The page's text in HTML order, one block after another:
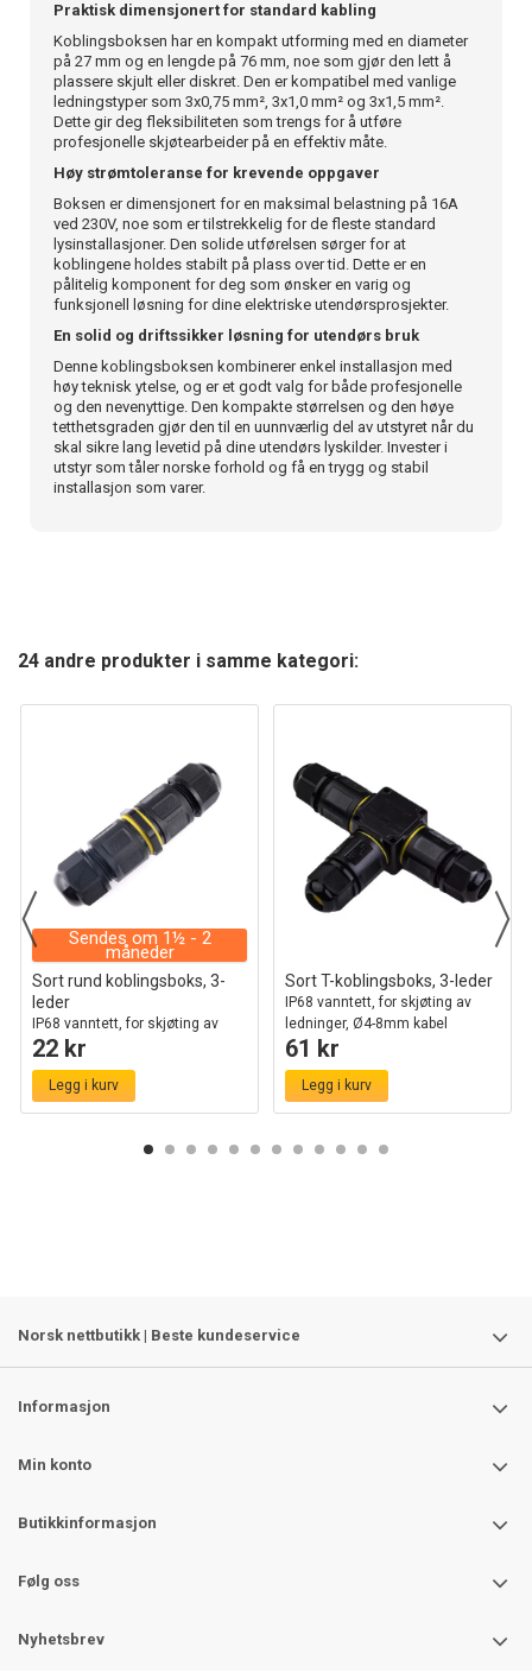
Praktisk dimensjonert for standard kabling
Koblingsboksen har en kompakt utforming med en diameter
på 27 mm og en lengde på 76 mm, noe som gjør den lett å
plassere skjult eller diskret. Den er kompatibel med vanlige
ledningstyper som 3x0,75 mm², 3x1,0 mm² og 3x1,5 mm².
Dette gir deg fleksibiliteten som trengs for å utføre
profesjonelle skjøtearbeider på en effektiv måte.
Høy strømtoleranse for krevende oppgaver
Boksen er dimensjonert for en maksimal belastning på 16A
ved 230V, noe som er tilstrekkelig for de fleste standard
lysinstallasjoner. Den solide utførelsen sørger for at
koblingene holdes stabilt på plass over tid. Dette er en
pålitelig komponent for deg som ønsker en varig og
funksjonell løsning for dine elektriske utendørsprosjekter.
En solid og driftssikker løsning for utendørs bruk
Denne koblingsboksen kombinerer enkel installasjon med
høy teknisk ytelse, og er et godt valg for både profesjonelle
og den nevenyttige. Den kompakte størrelsen og den høye
tetthetsgraden gjør den til en uunnværlig del av utstyret når du
skal sikre lang levetid på dine utendørs lyskilder. Invester i
utstyr som tåler norske forhold og få en trygg og stabil
installasjon som varer.
24 andre produkter i samme kategori:
Sendes om 1½ - 2
måneder
Sort rund koblingsboks, 3-
leder
IP68 vanntett, for skjøting av
ledninger, Ø6-11mm kabel
22 kr
Legg i kurv
Sort T-koblingsboks, 3-leder
IP68 vanntett, for skjøting av
ledninger, Ø4-8mm kabel
61 kr
Legg i kurv
Norsk nettbutikk | Beste kundeservice
Informasjon
Min konto
Butikkinformasjon
Følg oss
Nyhetsbrev